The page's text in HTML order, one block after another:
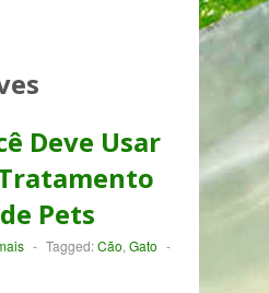
Deve Usar
Pets
- Tagged:Cão, Gato -